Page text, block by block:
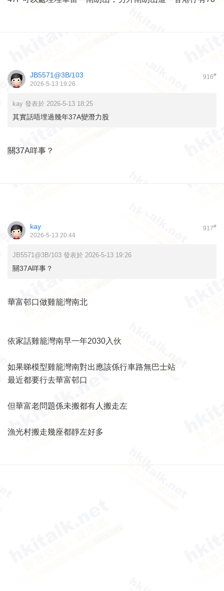
916#
JB5571@3B/103
2026-5-13 19:26
kay 發表於 2026-5-13 18:25
其實話唔埋過幾年37A變潛力股
關37A咩事？
917#
kay
2026-5-13 20:44
JB5571@3B/103 發表於 2026-5-13 19:26
關37A咩事？
華富邨口做雞籠灣南北
依家話雞籠灣南早一年2030入伙
如果睇模型雞籠灣南對出應該係行車路無巴士站
最近都要行去華富邨口
但華富老問題係未搬都有人搬走左
漁光村搬走幾座都靜左好多